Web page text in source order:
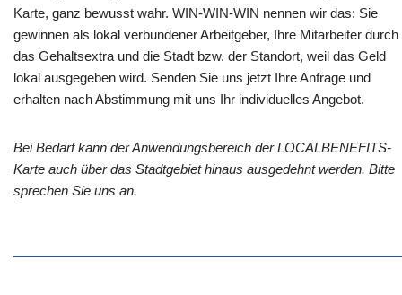
Karte, ganz bewusst wahr. WIN-WIN-WIN nennen wir das: Sie
gewinnen als lokal verbundener Arbeitgeber, Ihre Mitarbeiter durch
das Gehaltsextra und die Stadt bzw. der Standort, weil das Geld
lokal ausgegeben wird. Senden Sie uns jetzt Ihre Anfrage und
erhalten nach Abstimmung mit uns Ihr individuelles Angebot.
Bei Bedarf kann der Anwendungsbereich der LOCALBENEFITS-
Karte auch über das Stadtgebiet hinaus ausgedehnt werden. Bitte
sprechen Sie uns an.